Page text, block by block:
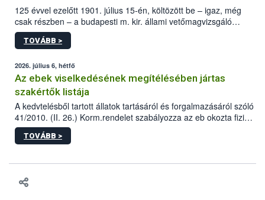
125 évvel ezelőtt 1901. július 15-én, költözött be – igaz, még
csak részben – a budapesti m. kir. állami vetőmagvizsgáló
állomás a Kis Rókus utca 15. szám alatti, Czigler Győző által
tervezett új épületébe.
TOVÁBB >
2026. július 6, hétfő
Az ebek viselkedésének megítélésében jártas
szakértők listája
A kedvtelésből tartott állatok tartásáról és forgalmazásáról szóló
41/2010. (II. 26.) Korm.rendelet szabályozza az eb okozta fizikai
sérülés, illetve ennek veszélye keletkezésekor felmerülő
hatósági feladatokat, valamint a veszélyes eb tartását és annak
vonni az ebek viselkedésének megítélésében jártas szakértőt.
TOVÁBB >